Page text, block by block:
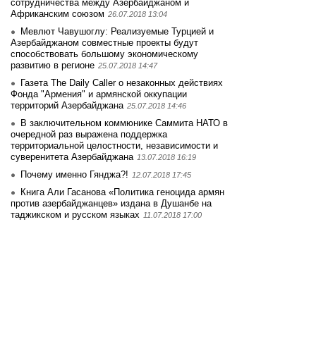
сотрудничества между Азербайджаном и
Африканским союзом 26.07.2018 13:04
Мевлют Чавушоглу: Реализуемые Турцией и
Азербайджаном совместные проекты будут
способствовать большому экономическому
развитию в регионе 25.07.2018 14:47
Газета The Daily Caller о незаконных действиях
Фонда "Армения" и армянской оккупации
территорий Азербайджана 25.07.2018 14:46
В заключительном коммюнике Саммита НАТО в
очередной раз выражена поддержка
территориальной целостности, независимости и
суверенитета Азербайджана 13.07.2018 16:19
Почему именно Гянджа?! 12.07.2018 17:45
Книга Али Гасанова «Политика геноцида армян
против азербайджанцев» издана в Душанбе на
таджикском и русском языках 11.07.2018 17:00